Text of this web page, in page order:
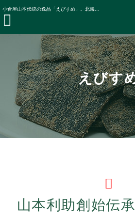
小倉屋山本伝統の逸品「えびすめ」。北海道道南産の天然真昆布を贅沢に使用した味わい深い小倉屋の看板商品。
昆布商品のご案内 えびすめ
えびす
山本利助創始伝